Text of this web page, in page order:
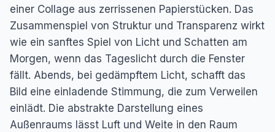
einer Collage aus zerrissenen Papierstücken. Das
Zusammenspiel von Struktur und Transparenz wirkt
wie ein sanftes Spiel von Licht und Schatten am
Morgen, wenn das Tageslicht durch die Fenster
fällt. Abends, bei gedämpftem Licht, schafft das
Bild eine einladende Stimmung, die zum Verweilen
einlädt. Die abstrakte Darstellung eines
Außenraums lässt Luft und Weite in den Raum